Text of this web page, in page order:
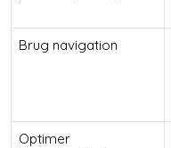
Brug navigation
Optimer